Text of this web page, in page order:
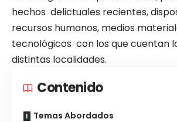
hechos delictuales recientes,
recursos humanos, medios
tecnológicos con los que cuentan
distintas localidades.
Contenido
Temas Abordados